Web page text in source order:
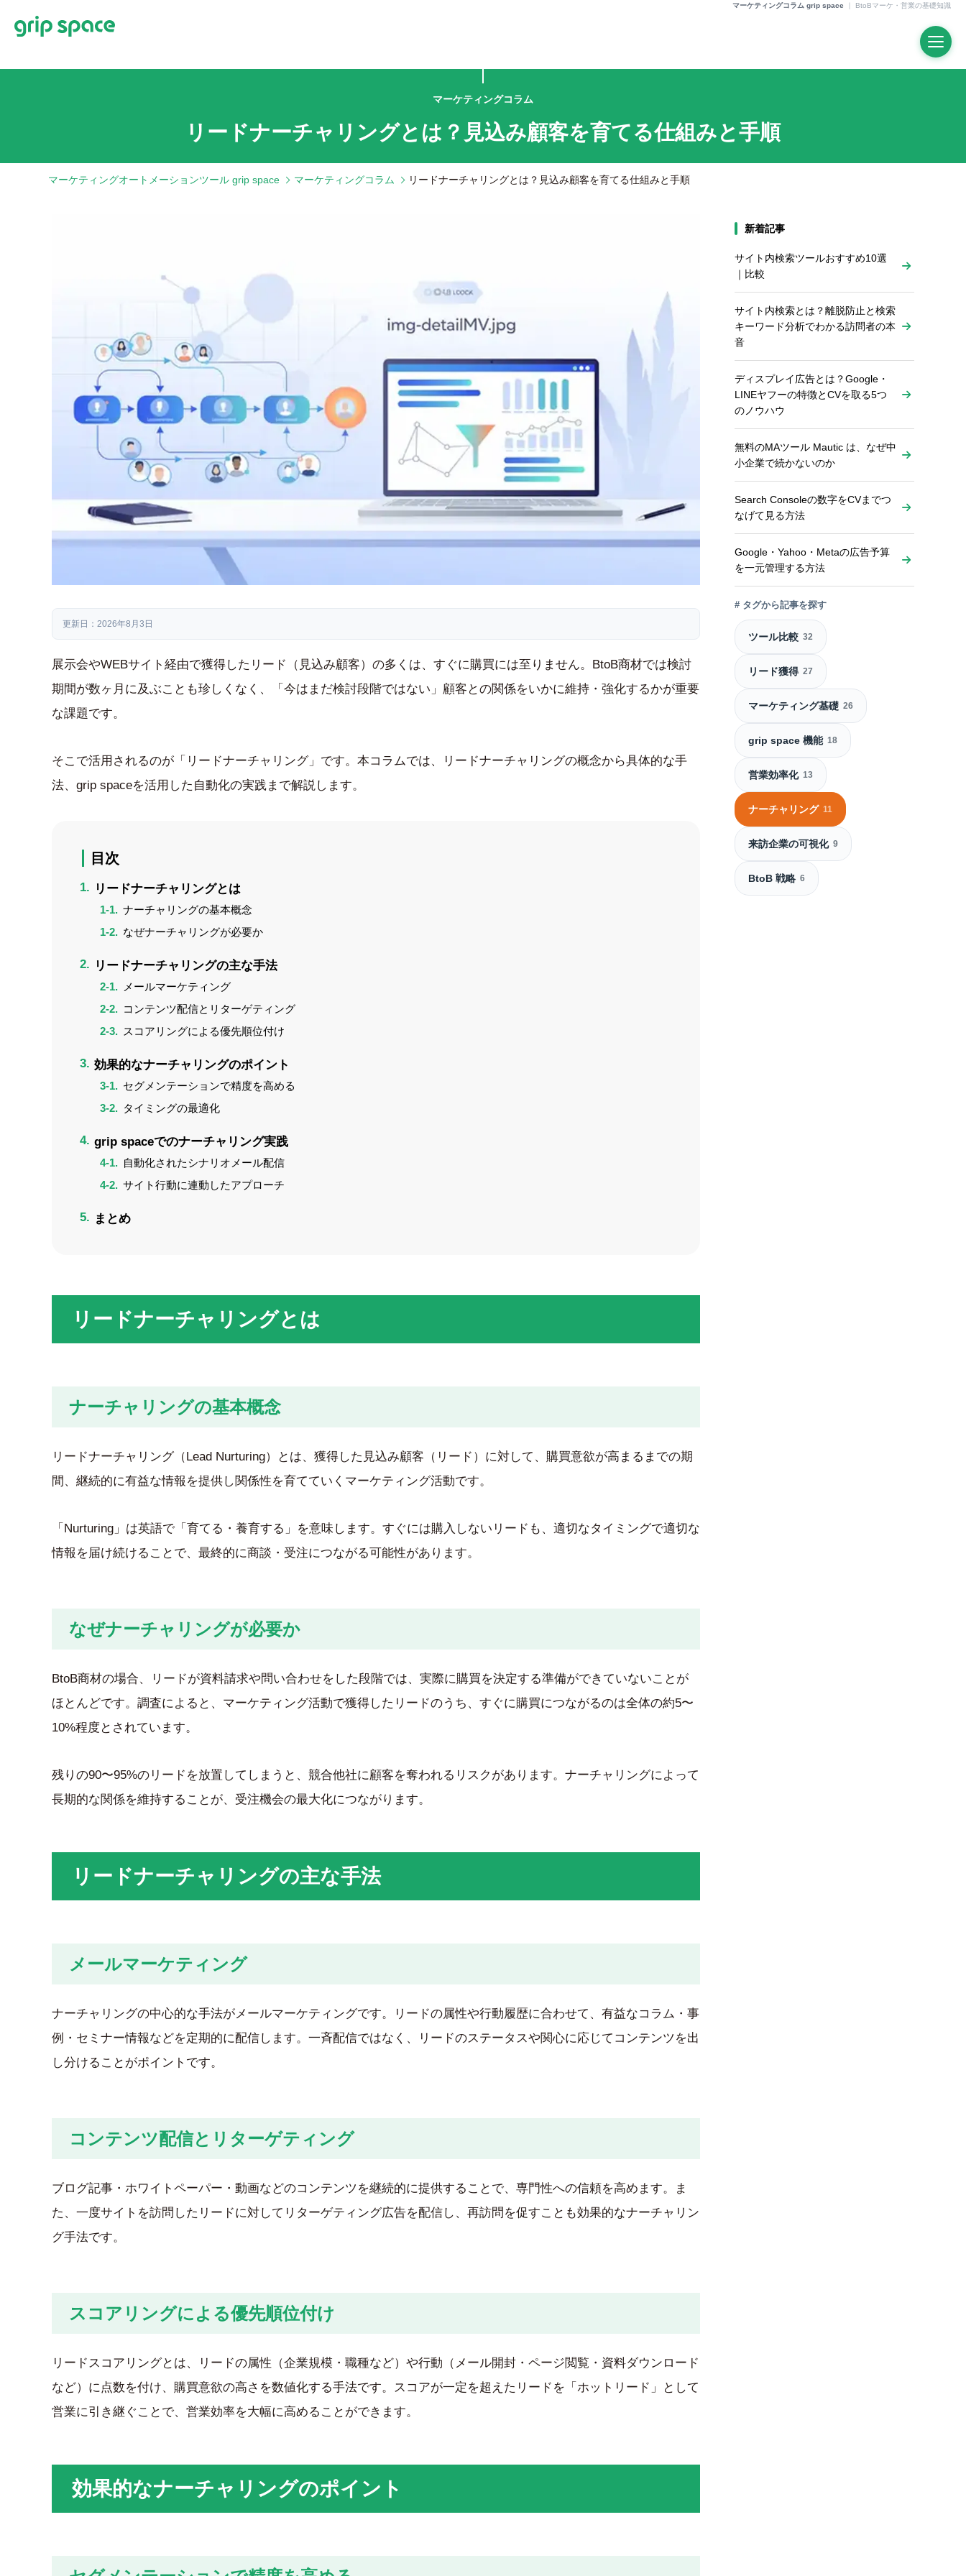
マーケティングコラム grip space BtoBマーケ・営業の基礎知識
マーケティングコラム
リードナーチャリングとは？見込み顧客を育てる仕組みと手順
マーケティングオートメーションツール grip space マーケティングコラム リードナーチャリングとは？見込み顧客を育てる仕組みと手順
更新日：2026年8月3日
展示会やWEBサイト経由で獲得したリード（見込み顧客）の多くは、すぐに購買には至りません。BtoB商材では検討
期間が数ヶ月に及ぶことも珍しくなく、「今はまだ検討段階ではない」顧客との関係をいかに維持・強化するかが重要
な課題です。
そこで活用されるのが「リードナーチャリング」です。本コラムでは、リードナーチャリングの概念から具体的な手
法、grip spaceを活用した自動化の実践まで解説します。
目次
リードナーチャリングとは
ナーチャリングの基本概念
なぜナーチャリングが必要か
リードナーチャリングの主な手法
メールマーケティング
コンテンツ配信とリターゲティング
スコアリングによる優先順位付け
効果的なナーチャリングのポイント
セグメンテーションで精度を高める
タイミングの最適化
grip spaceでのナーチャリング実践
自動化されたシナリオメール配信
サイト行動に連動したアプローチ
まとめ
リードナーチャリングとは
ナーチャリングの基本概念
リードナーチャリング（Lead Nurturing）とは、獲得した見込み顧客（リード）に対して、購買意欲が高まるまでの期
間、継続的に有益な情報を提供し関係性を育てていくマーケティング活動です。
「Nurturing」は英語で「育てる・養育する」を意味します。すぐには購入しないリードも、適切なタイミングで適切な
情報を届け続けることで、最終的に商談・受注につながる可能性があります。
なぜナーチャリングが必要か
BtoB商材の場合、リードが資料請求や問い合わせをした段階では、実際に購買を決定する準備ができていないことが
ほとんどです。調査によると、マーケティング活動で獲得したリードのうち、すぐに購買につながるのは全体の約5〜
10%程度とされています。
残りの90〜95%のリードを放置してしまうと、競合他社に顧客を奪われるリスクがあります。ナーチャリングによって
長期的な関係を維持することが、受注機会の最大化につながります。
リードナーチャリングの主な手法
メールマーケティング
ナーチャリングの中心的な手法がメールマーケティングです。リードの属性や行動履歴に合わせて、有益なコラム・事
例・セミナー情報などを定期的に配信します。一斉配信ではなく、リードのステータスや関心に応じてコンテンツを出
し分けることがポイントです。
コンテンツ配信とリターゲティング
ブログ記事・ホワイトペーパー・動画などのコンテンツを継続的に提供することで、専門性への信頼を高めます。ま
た、一度サイトを訪問したリードに対してリターゲティング広告を配信し、再訪問を促すことも効果的なナーチャリン
グ手法です。
スコアリングによる優先順位付け
リードスコアリングとは、リードの属性（企業規模・職種など）や行動（メール開封・ページ閲覧・資料ダウンロード
など）に点数を付け、購買意欲の高さを数値化する手法です。スコアが一定を超えたリードを「ホットリード」として
営業に引き継ぐことで、営業効率を大幅に高めることができます。
効果的なナーチャリングのポイント
新着記事
サイト内検索ツールおすすめ10選
｜比較
サイト内検索とは？離脱防止と検索
キーワード分析でわかる訪問者の本
音
ディスプレイ広告とは？Google・
LINEヤフーの特徴とCVを取る5つ
のノウハウ
無料のMAツール Mautic は、なぜ中
小企業で続かないのか
Search Consoleの数字をCVまでつ
なげて見る方法
Google・Yahoo・Metaの広告予算
を一元管理する方法
# タグから記事を探す
ツール比較 32
リード獲得 27
マーケティング基礎 26
grip space 機能 18
営業効率化 13
ナーチャリング 11
来訪企業の可視化 9
BtoB 戦略 6